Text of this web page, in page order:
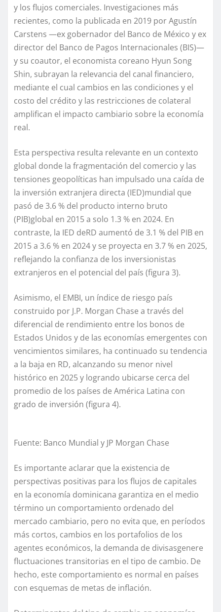
y los flujos comerciales. Investigaciones más
recientes, como la publicada en 2019 por Agustín
Carstens —ex gobernador del Banco de México y ex
director del Banco de Pagos Internacionales (BIS)—
y su coautor, el economista coreano Hyun Song
Shin, subrayan la relevancia del canal financiero,
mediante el cual cambios en las condiciones y el
costo del crédito y las restricciones de colateral
amplifican el impacto cambiario sobre la economía
real.
Esta perspectiva resulta relevante en un contexto
global donde la fragmentación del comercio y las
tensiones geopolíticas han impulsado una caída de
la inversión extranjera directa (IED)mundial que
pasó de 3.6 % del producto interno bruto
(PIB)global en 2015 a solo 1.3 % en 2024. En
contraste, la IED deRD aumentó de 3.1 % del PIB en
2015 a 3.6 % en 2024y se proyecta en 3.7% en 2025,
reflejando la confianza de los inversionistas
extranjeros en el potencial del país (figura 3).
Asimismo, el EMBI, un índice de riesgo país
construido por J.P. Morgan Chase a través del
diferencial de rendimiento entre los bonos de
Estados Unidos y de las economías emergentes con
vencimientos similares, ha continuado su tendencia
a la baja en RD, alcanzando su menor nivel
histórico en 2025 y logrando ubicarse cerca del
promedio de los países de América Latina con
grado de inversión (figura 4).
Fuente: Banco Mundial y JP Morgan Chase
Es importante aclarar que la existencia de
perspectivas positivas para los flujos de capitales
en la economía dominicana garantiza en el medio
término un comportamiento ordenado del
mercado cambiario, pero no evita que, en períodos
más cortos, cambios en los portafolios de los
agentes económicos, la demanda de divisasgenere
fluctuaciones transitorias en el tipo de cambio. De
hecho, este comportamiento es normal en países
con esquemas de metas de inflación.